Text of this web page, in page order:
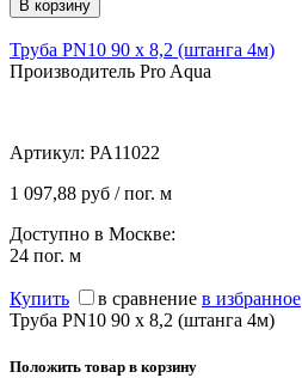
Труба PN10 90 х 8,2 (штанга 4м)
Производитель Pro Aqua
Артикул: PA11022
1 097,88 руб / пог. м
Доступно в Москве:
24 пог. м
Купить в сравнение в избранное
Труба PN10 90 х 8,2 (штанга 4м)
Положить товар в корзину